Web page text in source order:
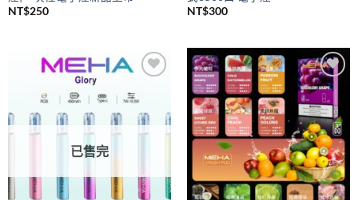
NT$250
NT$300
wishlist
已售完
Add to
wishlist